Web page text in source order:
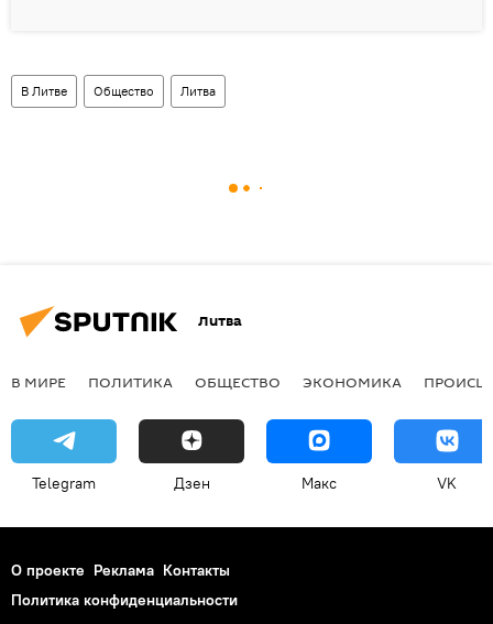
В Литве Общество Литва
Литва
В МИРЕ ПОЛИТИКА ОБЩЕСТВО ЭКОНОМИКА
Telegram Дзен Макс VK
О проекте Реклама Контакты
Политика конфиденциальности